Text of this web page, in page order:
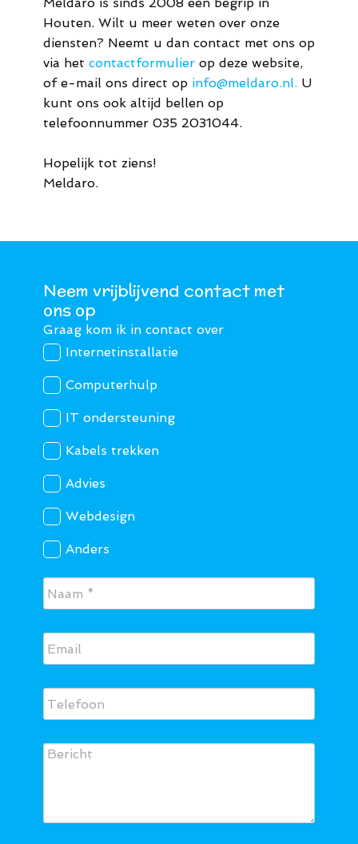
Houten. Wilt u meer weten over onze
diensten? Neemt u dan contact met ons op
via het contactformulier op deze website,
of e-mail ons direct op info@meldaro.nl. U
kunt ons ook altijd bellen op
telefoonnummer 035 2031044.
Hopelijk tot ziens!
Meldaro.
Neem vrijblijvend contact met
ons op
Graag kom ik in contact over
Internetinstallatie
Computerhulp
IT ondersteuning
Kabels trekken
Advies
Webdesign
Anders